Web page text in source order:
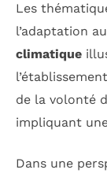
Les
l’adaptation
climatique
de la volonté
impliquant
Dans une